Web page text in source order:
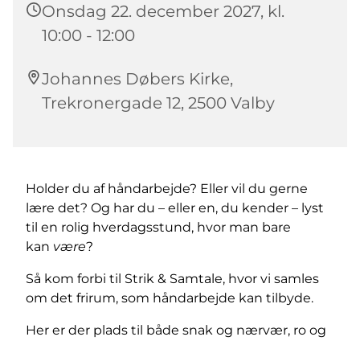
Onsdag 22. december 2027, kl.
10:00 - 12:00
Johannes Døbers Kirke,
Trekronergade 12, 2500 Valby
Holder du af håndarbejde? Eller vil du gerne
lære det? Og har du – eller en, du kender – lyst
til en rolig hverdagsstund, hvor man bare
kan være?
Så kom forbi til Strik & Samtale, hvor vi samles
om det frirum, som håndarbejde kan tilbyde.
Her er der plads til både snak og nærvær, ro og